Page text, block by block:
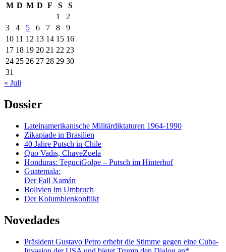
M D M D F S
S
1
2
3
4 5 6 7 8
9
10 11 12 13 14 15 16
17 18 19 20 21 22 23
24 25 26 27 28 29 30
31
« Juli
Dossier
Lateinamerikanische Militärdiktaturen 1964-1990
Zikapiade in Brasilien
40 Jahre Putsch in Chile
Quo Vadis, ChaveZuela
Honduras: TeguciGolpe – Putsch im Hinterhof
Guatemala:
Der Fall Xamán
Bolivien im Umbruch
Der Kolumbienkonflikt
Novedades
Präsident Gustavo Petro erhebt die Stimme gegen eine Cuba-